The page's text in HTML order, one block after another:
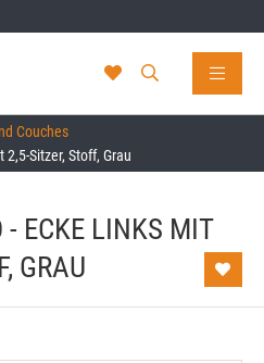
Couches
2,5-Sitzer, Stoff, Grau
- ECKE LINKS MIT
GRAU